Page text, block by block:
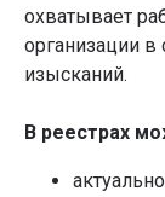
охватывает
организации
изысканий.
В реестрах